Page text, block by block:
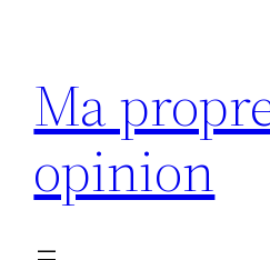
contenu
Ma
opinion